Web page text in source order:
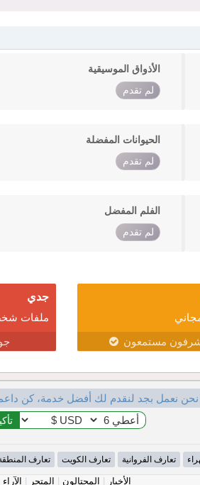
الأذواق الموسيقية
لم تقدم
الحيوانات المفضلة
لم تقدم
الفلم المفضل
لم تقدم
مستمعون
جدي
ملفات
نحن نعمل بجد لنقدم لك أفضل خدمة، كن
تعارف الفروانية تعارف الكويت تعارف
الأخبار المحتالون المتجر الآراء